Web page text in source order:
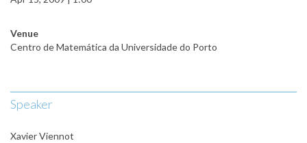
Venue
Centro de Matemática da Universidade do Porto
Speaker
Xavier Viennot